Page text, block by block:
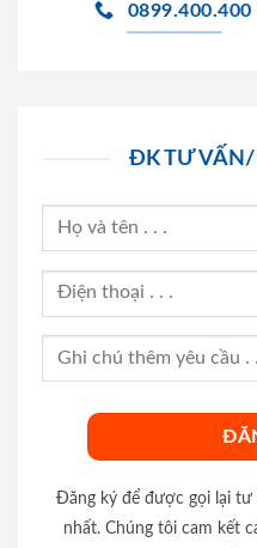
0899.400.400
ĐK TƯ
Đăng ký để được gọi lại
nhất. Chúng tôi cam kết